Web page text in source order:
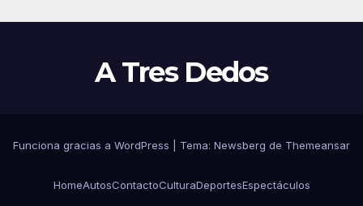
A Tres Dedos
Funciona gracias a WordPress Tema: Newsberg de Themeansar
HomeAutosContactoCulturaDeportesEspectáculos